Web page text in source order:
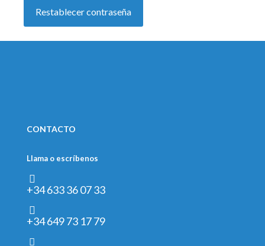
Restablecer contraseña
CONTACTO
Llama o escríbenos
+34 633 36 07 33
+34 649 73 17 79